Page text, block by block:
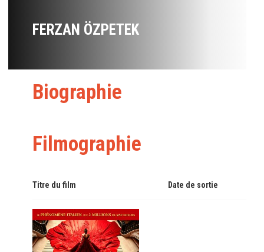
FERZAN ÖZPETEK
Biographie
Filmographie
Titre du film Date de sortie